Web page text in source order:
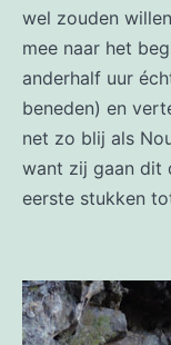
wel zouden
mee naar het
anderhalf uur
beneden) en
net zo blij als
want zij gaan dit
eerste stukken